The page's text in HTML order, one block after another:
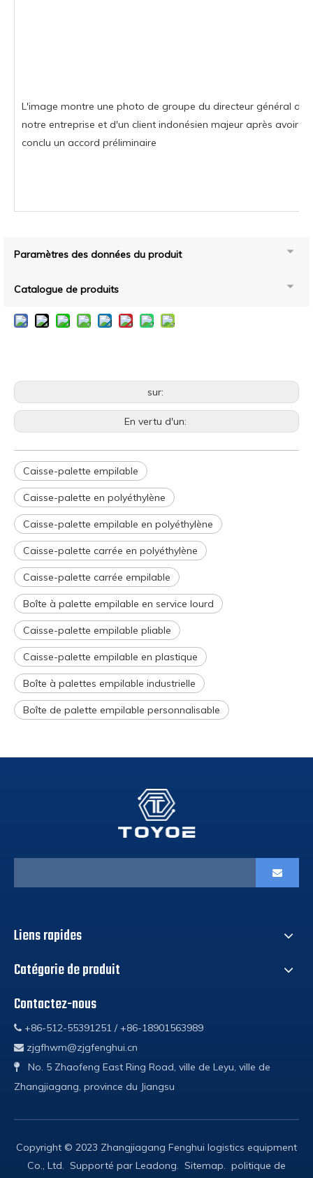
L'image montre une photo de groupe du directeur général de
notre entreprise et d'un client indonésien majeur après avoir
conclu un accord préliminaire
Paramètres des données du produit
Catalogue de produits
sur:
En vertu d'un:
Caisse-palette empilable
Caisse-palette en polyéthylène
Caisse-palette empilable en polyéthylène
Caisse-palette carrée en polyéthylène
Caisse-palette carrée empilable
Boîte à palette empilable en service lourd
Caisse-palette empilable pliable
Caisse-palette empilable en plastique
Boîte à palettes empilable industrielle
Boîte de palette empilable personnalisable
Liens rapides
Catégorie de produit
Contactez-nous
 +86-512-55391251 / +86-18901563989
 zjgfhwm@zjgfenghui.cn

No. 5 Zhaofeng East Ring Road, ville de Leyu, ville de
Zhangjiagang, province du Jiangsu
Copyright © 2023 Zhangjiagang Fenghui logistics equipment
Co., Ltd. Supporté par Leadong. Sitemap. politique de